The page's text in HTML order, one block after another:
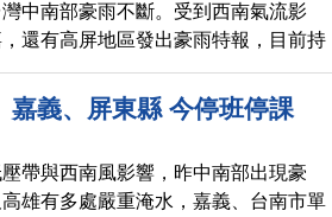
中南部豪雨不斷。受到西南氣流影
還有高屏地區發出豪雨特報，目前持
鄉有道路，大面積龜裂坍塌，路基掏
流，道路也被迫中斷。
嘉義、屏東縣 今停班停課
帶與西南風影響，昨中南部出現豪
雄有多處嚴重淹水，嘉義、台南市單